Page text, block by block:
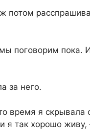
потом
поговорим пока.
за него.
время я скрывала
я так хорошо